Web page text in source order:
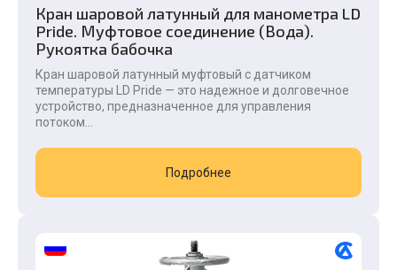
Кран шаровой латунный для манометра LD
Pride. Муфтовое соединение (Вода).
Рукоятка бабочка
Кран шаровой латунный муфтовый с датчиком
температуры LD Pride — это надежное и долговечное
устройство, предназначенное для управления
потоком...
Подробнее